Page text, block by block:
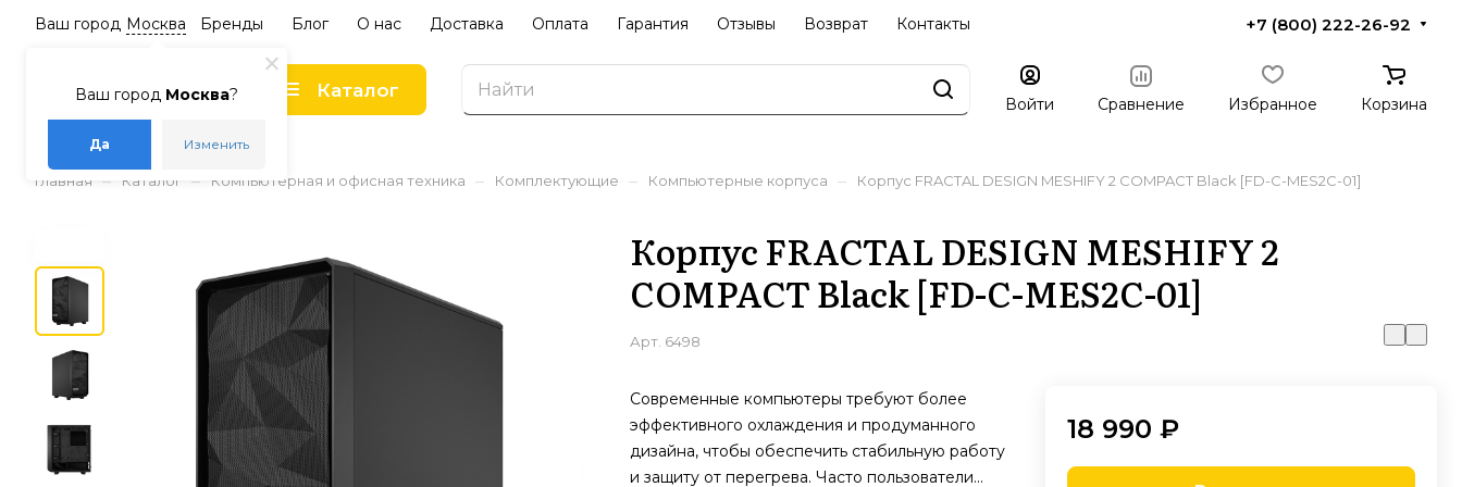
Ваш город Москва?
Да Изменить
Ваш город Москва Бренды Блог О нас Доставка Оплата Гарантия Отзывы Возврат Контакты +7 (800) 222-26-92
Каталог
Войти Сравнение Избранное Корзина
Главная – Каталог – Компьютерная и офисная техника – Комплектующие – Компьютерные корпуса – Корпус FRACTAL DESIGN MESHIFY 2 COMPACT Black [FD-C-MES2C-01]
Корпус FRACTAL DESIGN MESHIFY 2
COMPACT Black [FD-C-MES2C-01]
Арт. 6498
Современные компьютеры требуют более
эффективного охлаждения и продуманного
дизайна, чтобы обеспечить стабильную работу
и защиту от перегрева. Часто пользователи
18 990 ₽